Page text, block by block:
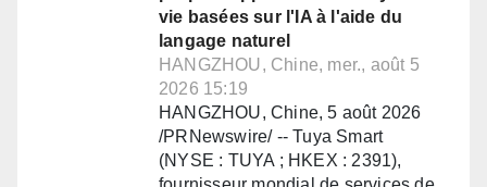
vie basées sur l'IA à l'aide du
langage naturel
HANGZHOU, Chine, mer., août 5
2026 15:19
HANGZHOU, Chine, 5 août 2026
/PRNewswire/ -- Tuya Smart
(NYSE : TUYA ; HKEX : 2391),